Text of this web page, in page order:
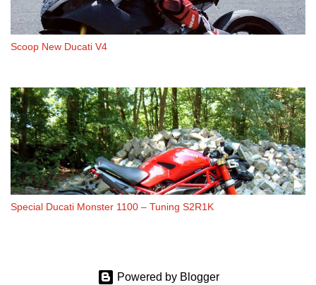
Scoop New Ducati V4
Special Ducati Monster 1100 – Tuning S2R1K
Powered by Blogger